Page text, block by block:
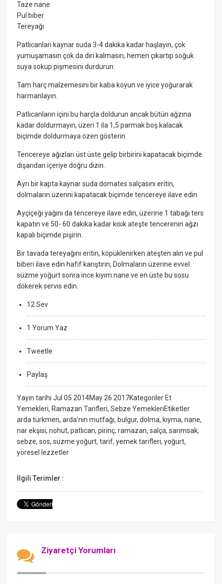
Taze nane
Pul biber
Tereyağı
Patlıcanları kaynar suda 3-4 dakika kadar haşlayın, çok
yumuşamasın çok da diri kalmasın, hemen çıkartıp soğuk
suya sokup pişmesini durdurun.
Tam harç malzemesini bir kaba koyun ve iyice yoğurarak
harmanlayın.
Patlıcanların içini bu harçla doldurun ancak bütün ağzına
kadar doldurmayın, üzeri 1 ila 1,5 parmak boş kalacak
biçimde doldurmaya özen gösterin.
Tencereye ağızları üst üste gelip birbirini kapatacak biçimde
dışarıdan içeriye doğru dizin.
Ayrı bir kapta kaynar suda domates salçasını eritin,
dolmaların üzerini kapatacak biçimde tencereye ilave edin.
Ayçiçeği yağını da tencereye ilave edin, üzerine 1 tabağı ters
kapatın ve 50- 60 dakika kadar kısık ateşte tencerenin ağzı
kapalı biçimde pişirin.
Bir tavada tereyağını eritin, köpüklenirken ateşten alın ve pul
biberi ilave edin hafif karıştırın, Dolmaların üzerine evvel
süzme yoğurt sonra ince kıyım nane ve en üste bu sosu
dökerek servis edin.
12 Sev
1 Yorum Yaz
Tweetle
Paylaş
Yayın tarihi Jul 05 2014May 26 2017Kategoriler Et
Yemekleri, Ramazan Tarifleri, Sebze YemekleriEtiketler
arda türkmen, arda’nın mutfağı, bulgur, dolma, kıyma, nane,
nar ekşisi, nohut, patlıcan, pirinç, ramazan, salça, sarımsak,
sebze, sos, süzme yoğurt, tarif, yemek tarifleri, yoğurt,
yöresel lezzetler
İlgili Terimler :
Ziyaretçi Yorumları